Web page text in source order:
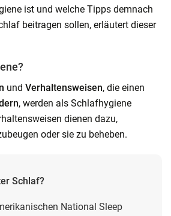
ist und welche Tipps demnach
beitragen sollen, erläutert dieser
und Verhaltensweisen, die einen
, werden als Schlafhygiene
dienen dazu,
oder sie zu beheben.
Schlaf?
National Sleep